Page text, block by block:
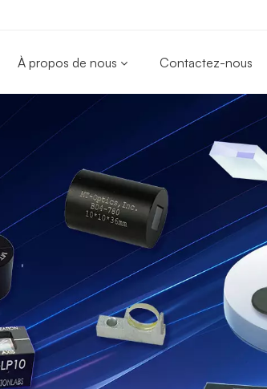
À propos de nous Contactez-nous